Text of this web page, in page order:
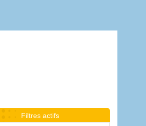
Filtres actifs